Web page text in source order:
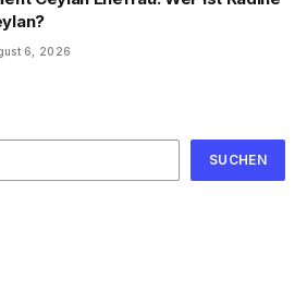
6, 2026
SUCHEN